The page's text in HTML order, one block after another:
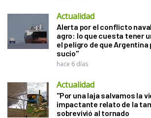
Actualidad
Alerta por el conflicto
agro: lo que cuesta tener
el peligro de que Argentina
sucio"
hace 6 días
Actualidad
"Por una laja salvamos la
impactante relato de la
sobrevivió al tornado